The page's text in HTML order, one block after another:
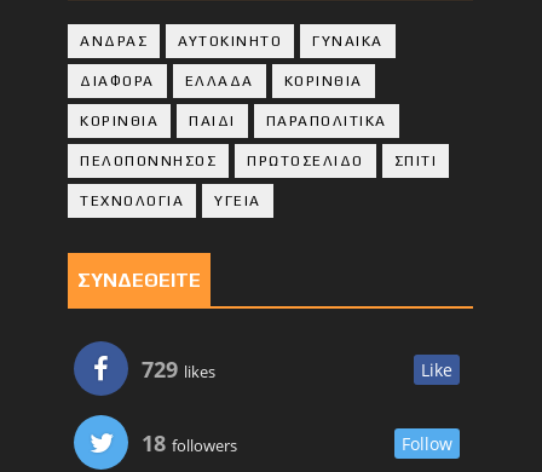
ΑΝΔΡΑΣ ΑΥΤΟΚΙΝΗΤΟ ΓΥΝΑΙΚΑ
ΔΙΑΦΟΡΑ ΕΛΛΑΔΑ ΚΟΡΙΝΘΙΑ
ΚΟΡΙΝΘΙA ΠΑΙΔΙ ΠΑΡΑΠΟΛΙΤΙΚΑ
ΠΕΛΟΠΟΝΝΗΣΟΣ ΠΡΩΤΟΣΕΛΙΔΟ ΣΠΙΤΙ
ΤΕΧΝΟΛΟΓΙΑ ΥΓΕΙΑ
ΣΥΝΔΕΘΕΙΤΕ
729 likes Like
18 followers Follow